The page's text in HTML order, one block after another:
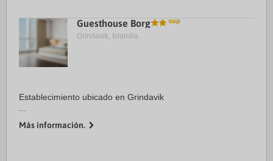
Guesthouse Borg
Grindavik, Islandia.
Establecimiento ubicado en Grindavik
Más información.